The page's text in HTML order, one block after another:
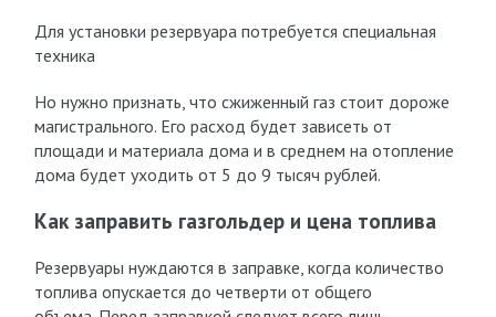
Для установки резервуара потребуется специальная
техника
Но нужно признать, что сжиженный газ стоит дороже
магистрального. Его расход будет зависеть от
площади и материала дома и в среднем на отопление
дома будет уходить от 5 до 9 тысяч рублей.
Как заправить газгольдер и цена топлива
Резервуары нуждаются в заправке, когда количество
топлива опускается до четверти от общего